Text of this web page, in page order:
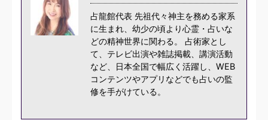
占龍館代表 先祖代々神主を務める家系
に生まれ、幼少の頃より心霊・占いな
どの精神世界に関わる。 占術家とし
て、テレビ出演や雑誌掲載、講演活動
など、日本全国で幅広く活躍し、WEB
コンテンツやアプリなどでも占いの監
修を手がけている。